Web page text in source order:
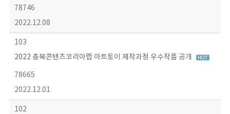
78746
2022.12.08
103
2022 충북콘텐츠코리아랩 아트토이 제작과정 우수작품 공개
78665
2022.12.01
102